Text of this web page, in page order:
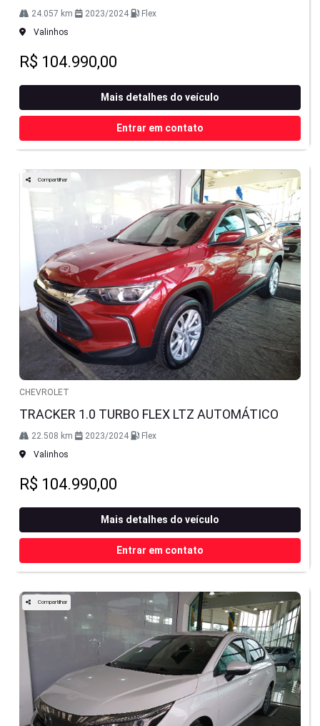
24.057 km 2023/2024
Flex
Valinhos
R$ 104.990,00
Mais detalhes do veículo
Entrar em contato
Compartilhar
CHEVROLET
TRACKER 1.0 TURBO FLEX LTZ AUTOMÁTICO
22.508 km 2023/2024
Flex
Valinhos
R$ 104.990,00
Mais detalhes do veículo
Entrar em contato
Compartilhar